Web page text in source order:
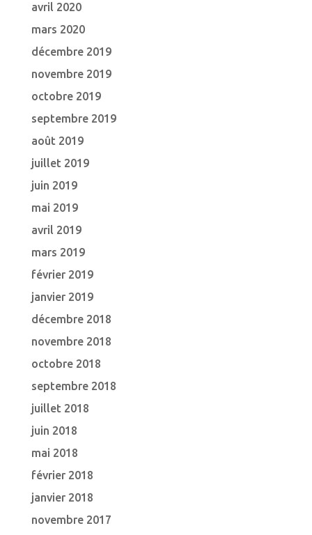
avril 2020
mars 2020
décembre 2019
novembre 2019
octobre 2019
septembre 2019
août 2019
juillet 2019
juin 2019
mai 2019
avril 2019
mars 2019
février 2019
janvier 2019
décembre 2018
novembre 2018
octobre 2018
septembre 2018
juillet 2018
juin 2018
mai 2018
février 2018
janvier 2018
novembre 2017